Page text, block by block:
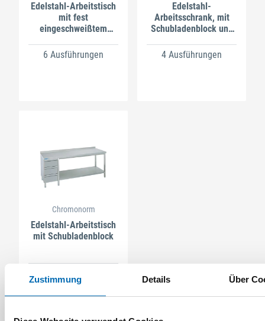
Zustimmung Details Über
Edelstahl-Arbeitstisch
mit fest
eingeschweißtem
6 Ausführungen
Edelstahl-
Arbeitsschrank, mit
Schubladenblock und
4 Ausführungen
Chromonorm
Edelstahl-Arbeitstisch
mit Schubladenblock